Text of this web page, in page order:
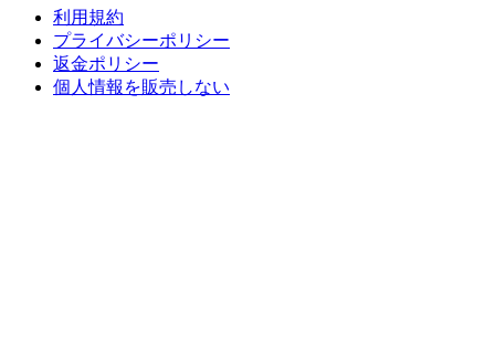
利用規約
プライバシーポリシー
返金ポリシー
個人情報を販売しない